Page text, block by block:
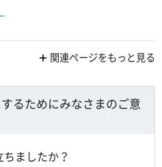
関連ページをもっと見る
るためにみなさまのご意
ましたか？